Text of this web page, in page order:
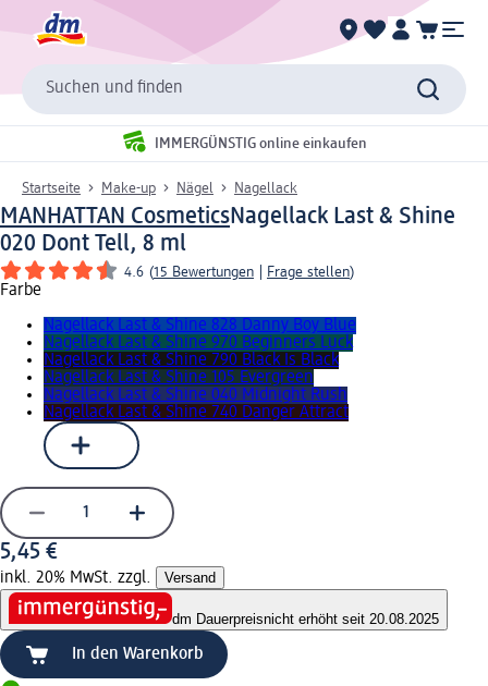
Suchen und finden
IMMERGÜNSTIG online einkaufen
Startseite Make-up Nägel Nagellack
MANHATTAN CosmeticsNagellack Last & Shine
020 Dont Tell, 8 ml
4.6 (15 Bewertungen Frage stellen)
Farbe
Nagellack Last & Shine 828 Danny Boy Blue
Nagellack Last & Shine 970 Beginners Luck
Nagellack Last & Shine 790 Black Is Black
Nagellack Last & Shine 105 Evergreen
Nagellack Last & Shine 040 Midnight Rush
Nagellack Last & Shine 740 Danger Attract
5,45 €
inkl. 20% MwSt. zzgl. Versand
dm Dauerpreisnicht erhöht seit 20.08.2025
In den Warenkorb